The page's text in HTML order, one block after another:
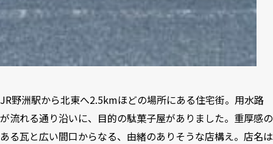
JR野洲駅から北東へ2.5kmほどの場所にある住宅街。用水路
が流れる通り沿いに、目的の駄菓子屋がありました。重厚感の
ある瓦と広い間口からなる、由緒のありそうな店構え。店名は